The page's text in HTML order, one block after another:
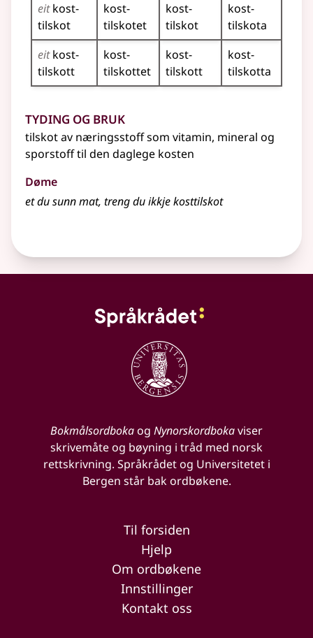
eitkost­
tilskot
kost­
tilskotet
kost­
tilskot
kost­
tilskota
eitkost­
tilskott
kost­
tilskottet
kost­
tilskott
kost­
tilskotta
Tyding og bruk
tilskot av næringsstoff som vitamin, mineral og
sporstoff til den daglege kosten
Døme
et du sunn mat, treng du ikkjekosttilskot
Bokmålsordbokaog Nynorskordbokaviser
skrivemåte og bøyning i tråd med norsk
rettskrivning. Språkrådet og Universitetet i
Bergen står bak ordbøkene.
Til forsiden
Hjelp
Om ordbøkene
Innstillinger
Kontakt oss